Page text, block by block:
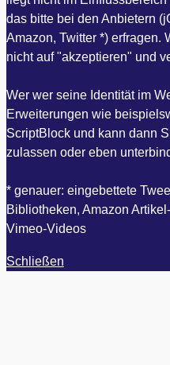
das bitte bei den Anbietern
Amazon, Twitter *) erfragen.
nicht auf "akzeptieren" und
Wer wer seine Identität im
Erweiterungen wie
ScriptBlock und kann dann
zulassen oder eben
* genauer: eingebettete
Bibliotheken, Amazon
Vimeo-Videos
Schließen